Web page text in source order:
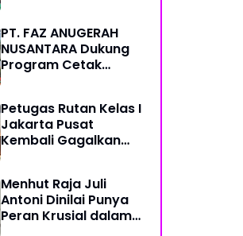
Kebersamaan
PT. FAZ ANUGERAH
NUSANTARA Dukung
Program Cetak
Pestisida
Petugas Rutan Kelas I
Jakarta Pusat
Kembali Gagalkan
Disembunyikan di
Pakaian Dalam
Pengunjung
Menhut Raja Juli
Antoni Dinilai Punya
Peran Krusial dalam